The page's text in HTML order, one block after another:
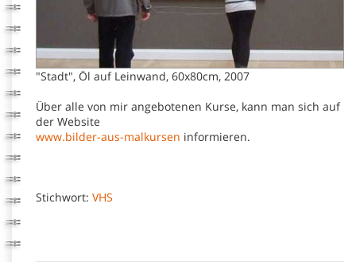
"Stadt", Öl auf Leinwand, 60x80cm, 2007
Über alle von mir angebotenen Kurse, kann man sich auf
der Website
www.bilder-aus-malkursen informieren.
Stichwort: VHS